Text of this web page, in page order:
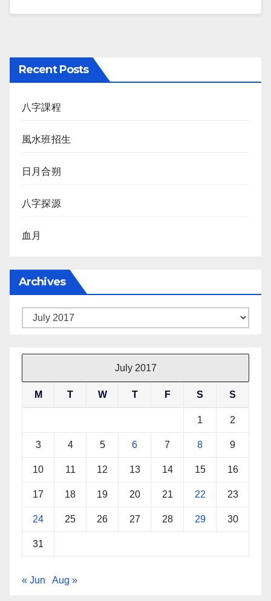
Recent Posts
八字課程
風水班招生
日月合朔
八字探源
血月
Archives
Archives
July 2017
M T W T F S S
1 2
3 4 5 6 7 8 9
10 11 12 13 14 15 16
17 18 19 20 21 22 23
24 25 26 27 28 29 30
31
« Jun Aug »